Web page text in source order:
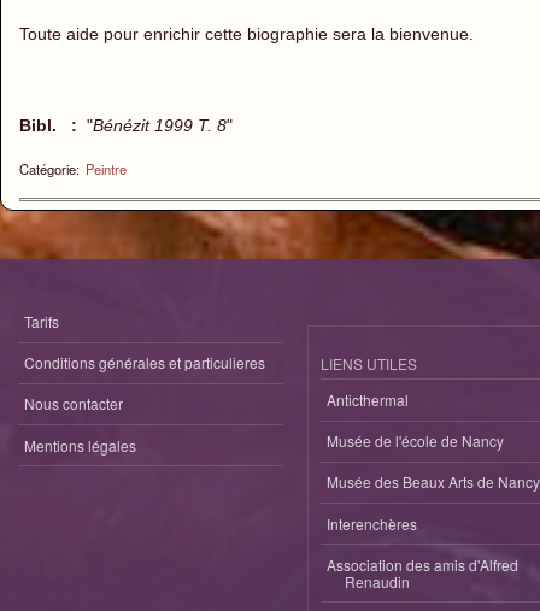
Toute aide pour enrichir cette biographie sera la bienvenue.
Bibl. : "Bénézit 1999 T. 8"
Catégorie: Peintre
Tarifs
Conditions générales et particulieres
Nous contacter
Mentions légales
LIENS UTILES
Anticthermal
Musée de l'école de Nancy
Musée des Beaux Arts de Nancy
Interenchères
Association des amis d'Alfred
Renaudin